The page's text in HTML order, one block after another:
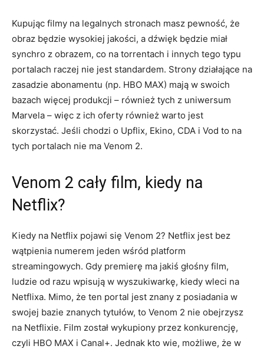
Kupując filmy na legalnych stronach masz pewność, że
obraz będzie wysokiej jakości, a dźwięk będzie miał
synchro z obrazem, co na torrentach i innych tego typu
portalach raczej nie jest standardem. Strony działające na
zasadzie abonamentu (np. HBO MAX) mają w swoich
bazach więcej produkcji – również tych z uniwersum
Marvela – więc z ich oferty również warto jest
skorzystać. Jeśli chodzi o Upflix, Ekino, CDA i Vod to na
tych portalach nie ma Venom 2.
Venom 2 cały film, kiedy na
Netflix?
Kiedy na Netflix pojawi się Venom 2? Netflix jest bez
wątpienia numerem jeden wśród platform
streamingowych. Gdy premierę ma jakiś głośny film,
ludzie od razu wpisują w wyszukiwarkę, kiedy wleci na
Netflixa. Mimo, że ten portal jest znany z posiadania w
swojej bazie znanych tytułów, to Venom 2 nie obejrzysz
na Netflixie. Film został wykupiony przez konkurencję,
czyli HBO MAX i Canal+. Jednak kto wie, możliwe, że w